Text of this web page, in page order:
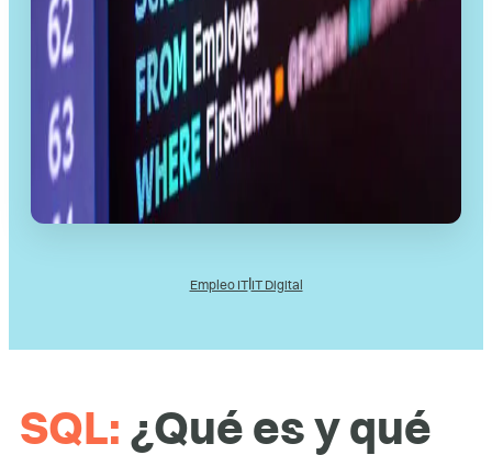
Empleo ITl IT Digital
SQL: ¿Qué es y qué